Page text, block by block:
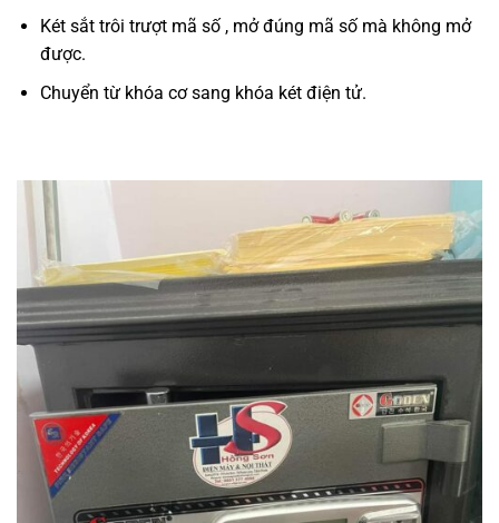
Két sắt trôi trượt mã số , mở đúng mã số mà không mở
được.
Chuyển từ khóa cơ sang khóa két điện tử.